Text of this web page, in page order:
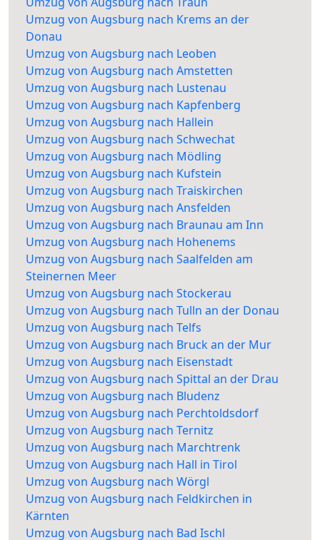
Umzug von Augsburg nach Krems an der
Donau
Umzug von Augsburg nach Leoben
Umzug von Augsburg nach Amstetten
Umzug von Augsburg nach Lustenau
Umzug von Augsburg nach Kapfenberg
Umzug von Augsburg nach Hallein
Umzug von Augsburg nach Schwechat
Umzug von Augsburg nach Mödling
Umzug von Augsburg nach Kufstein
Umzug von Augsburg nach Traiskirchen
Umzug von Augsburg nach Ansfelden
Umzug von Augsburg nach Braunau am Inn
Umzug von Augsburg nach Hohenems
Umzug von Augsburg nach Saalfelden am
Steinernen Meer
Umzug von Augsburg nach Stockerau
Umzug von Augsburg nach Tulln an der Donau
Umzug von Augsburg nach Telfs
Umzug von Augsburg nach Bruck an der Mur
Umzug von Augsburg nach Eisenstadt
Umzug von Augsburg nach Spittal an der Drau
Umzug von Augsburg nach Bludenz
Umzug von Augsburg nach Perchtoldsdorf
Umzug von Augsburg nach Ternitz
Umzug von Augsburg nach Marchtrenk
Umzug von Augsburg nach Hall in Tirol
Umzug von Augsburg nach Wörgl
Umzug von Augsburg nach Feldkirchen in
Kärnten
Umzug von Augsburg nach Bad Ischl